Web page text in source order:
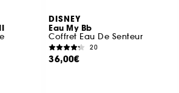
DISNEY
Eau My Bb
Coffret Eau De Senteur
20
36,00€